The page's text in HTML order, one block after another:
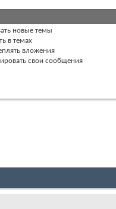
новые темы
в темах
вложения
свои сообщения